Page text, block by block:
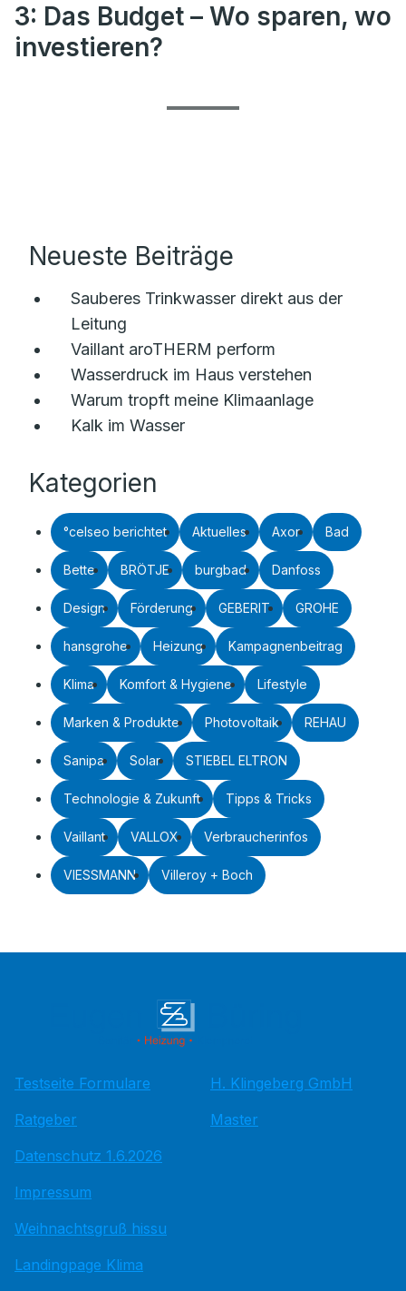
3: Das Budget – Wo sparen, wo
investieren?
Neueste Beiträge
Sauberes Trinkwasser direkt aus der
Leitung
Vaillant aroTHERM perform
Wasserdruck im Haus verstehen
Warum tropft meine Klimaanlage
Kalk im Wasser
Kategorien
°celseo berichtet Aktuelles Axor Bad
Bette BRÖTJE burgbad Danfoss
Design Förderung GEBERIT GROHE
hansgrohe Heizung Kampagnenbeitrag
Klima Komfort & Hygiene Lifestyle
Marken & Produkte Photovoltaik REHAU
Sanipa Solar STIEBEL ELTRON
Technologie & Zukunft Tipps & Tricks
Vaillant VALLOX Verbraucherinfos
VIESSMANN Villeroy + Boch
Testseite Formulare
Ratgeber
Datenschutz 1.6.2026
Impressum
Weihnachtsgruß hissu
Landingpage Klima
H. Klingeberg GmbH
Master